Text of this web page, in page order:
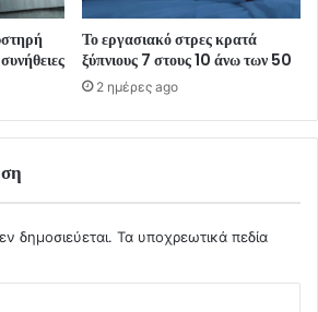
Το εργασιακό στρες κρατά
ξύπνιους 7 στους 10 άνω των 50
2 ημέρες ago
δημοσιεύεται. Τα υποχρεωτικά πεδία